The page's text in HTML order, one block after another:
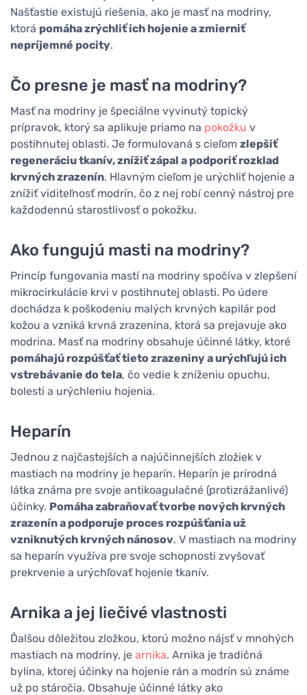
Našťastie existujú riešenia, ako je masť na modriny,
ktorá pomáha zrýchliť ich hojenie a zmierniť
nepríjemné pocity.
Čo presne je masť na modriny?
Masť na modriny je špeciálne vyvinutý topický
prípravok, ktorý sa aplikuje priamo na pokožku v
postihnutej oblasti. Je formulovaná s cieľom zlepšiť
regeneráciu tkanív, znížiť zápal a podporiť rozklad
krvných zrazenín. Hlavným cieľom je urýchliť hojenie a
znížiť viditeľnosť modrín, čo z nej robí cenný nástroj pre
každodennú starostlivosť o pokožku.
Ako fungujú masti na modriny?
Princíp fungovania mastí na modriny spočíva v zlepšení
mikrocirkulácie krvi v postihnutej oblasti. Po údere
dochádza k poškodeniu malých krvných kapilár pod
kožou a vzniká krvná zrazenina, ktorá sa prejavuje ako
modrina. Masť na modriny obsahuje účinné látky, ktoré
pomáhajú rozpúšťať tieto zrazeniny a urýchľujú ich
vstrebávanie do tela, čo vedie k zníženiu opuchu,
bolesti a urýchleniu hojenia.
Heparín
Jednou z najčastejších a najúčinnejších zložiek v
mastiach na modriny je heparín. Heparín je prírodná
látka známa pre svoje antikoagulačné (protizrážanlivé)
účinky. Pomáha zabraňovať tvorbe nových krvných
zrazenín a podporuje proces rozpúšťania už
vzniknutých krvných nánosov. V mastiach na modriny
sa heparín využíva pre svoje schopnosti zvyšovať
prekrvenie a urýchľovať hojenie tkanív.
Arnika a jej liečivé vlastnosti
Ďalšou dôležitou zložkou, ktorú možno nájsť v mnohých
mastiach na modriny, je arnika. Arnika je tradičná
bylina, ktorej účinky na hojenie rán a modrín sú známe
už po stáročia. Obsahuje účinné látky ako